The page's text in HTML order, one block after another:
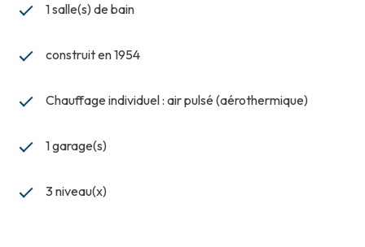
1 salle(s) de bain
construit en 1954
Chauffage individuel : air pulsé (aérothermique)
1 garage(s)
3 niveau(x)